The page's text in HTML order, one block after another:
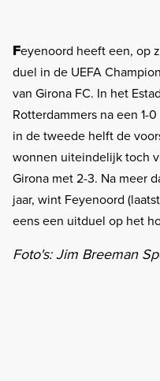
Feyenoord heeft een, op
duel in de UEFA
van Girona FC. In het
Rotterdammers na een 1-
in de tweede helft de
wonnen uiteindelijk toch
Girona met 2-3. Na meer
jaar, wint Feyenoord
eens een uitduel op het
Foto's: Jim Breeman